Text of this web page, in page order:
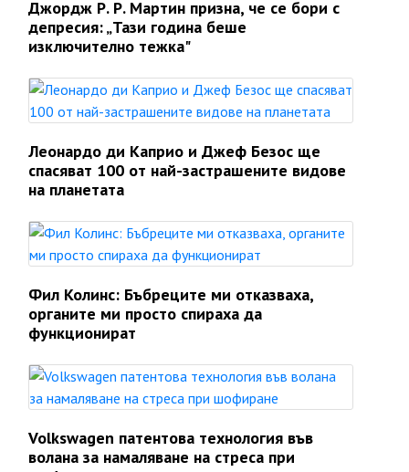
Джордж Р. Р. Мартин призна, че се бори с
депресия: „Тази година беше
изключително тежка"
Леонардо ди Каприо и Джеф Безос ще
спасяват 100 от най-застрашените видове
на планетата
Фил Колинс: Бъбреците ми отказваха,
органите ми просто спираха да
функционират
Volkswagen патентова технология във
волана за намаляване на стреса при